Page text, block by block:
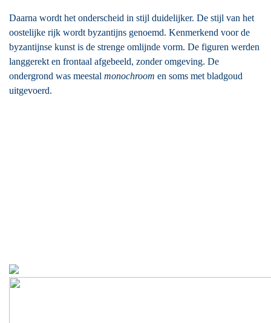
Daarna wordt het onderscheid in stijl duidelijker. De stijl van het
oostelijke rijk wordt byzantijns genoemd. Kenmerkend voor de
byzantijnse kunst is de strenge omlijnde vorm. De figuren werden
langgerekt en frontaal afgebeeld, zonder omgeving. De
ondergrond was meestal monochroom en soms met bladgoud
uitgevoerd.